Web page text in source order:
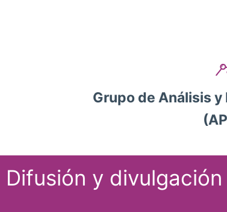
Grupo de Análisis
Difusión y divulgación